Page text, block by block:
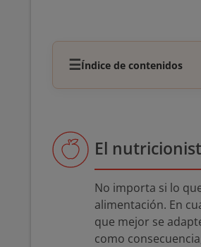
☰Índice de contenidos
El
No importa si lo
alimentación. En
que mejor se
como